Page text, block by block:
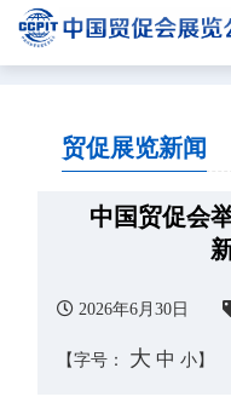
贸促展览新闻
中国贸促会
2026年6月30日
【字号： 大 中 小】